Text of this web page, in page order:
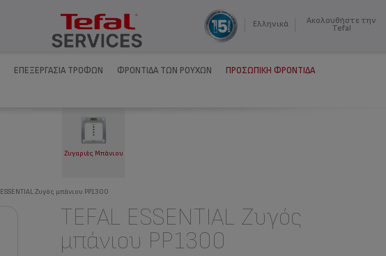
Ελληνικά Ακολουθήστε την
Tefal
ΕΠΕΞΕΡΓΑΣΊΑ ΤΡΟΦΏΝ ΦΡΟΝΤΊΔΑ ΤΩΝ ΡΟΎΧΩΝ ΠΡΟΣΩΠΙΚΗ ΦΡΟΝΤΙΔΑ
Ζυγαριές Μπάνιου
ESSENTIAL Ζυγός μπάνιου PP1300
TEFAL ESSENTIAL Ζυγός
μπάνιου PP1300